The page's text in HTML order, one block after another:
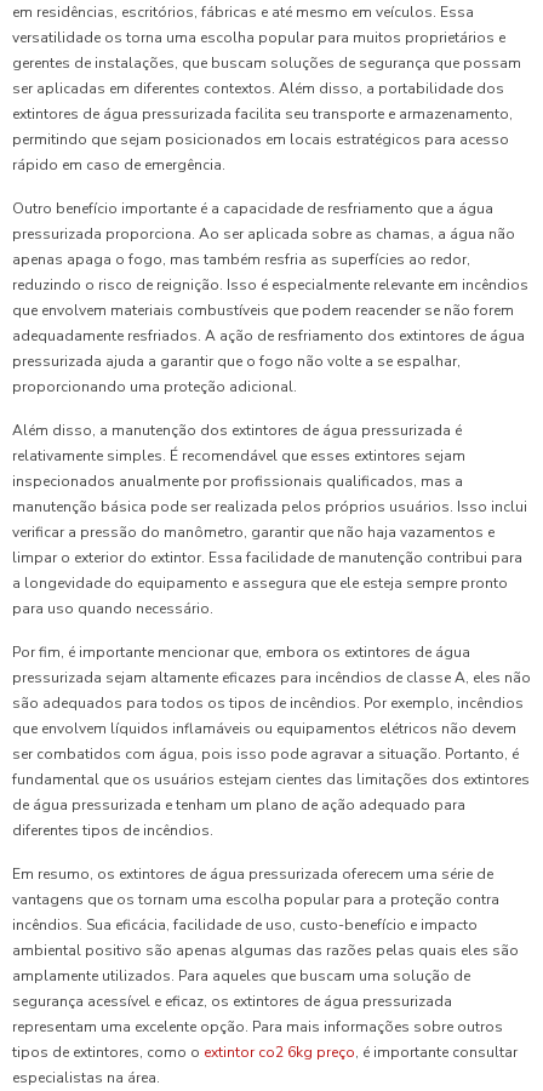
em residências, escritórios, fábricas e até mesmo em veículos. Essa
versatilidade os torna uma escolha popular para muitos proprietários e
gerentes de instalações, que buscam soluções de segurança que possam
ser aplicadas em diferentes contextos. Além disso, a portabilidade dos
extintores de água pressurizada facilita seu transporte e armazenamento,
permitindo que sejam posicionados em locais estratégicos para acesso
rápido em caso de emergência.
Outro benefício importante é a capacidade de resfriamento que a água
pressurizada proporciona. Ao ser aplicada sobre as chamas, a água não
apenas apaga o fogo, mas também resfria as superfícies ao redor,
reduzindo o risco de reignição. Isso é especialmente relevante em incêndios
que envolvem materiais combustíveis que podem reacender se não forem
adequadamente resfriados. A ação de resfriamento dos extintores de água
pressurizada ajuda a garantir que o fogo não volte a se espalhar,
proporcionando uma proteção adicional.
Além disso, a manutenção dos extintores de água pressurizada é
relativamente simples. É recomendável que esses extintores sejam
inspecionados anualmente por profissionais qualificados, mas a
manutenção básica pode ser realizada pelos próprios usuários. Isso inclui
verificar a pressão do manômetro, garantir que não haja vazamentos e
limpar o exterior do extintor. Essa facilidade de manutenção contribui para
a longevidade do equipamento e assegura que ele esteja sempre pronto
para uso quando necessário.
Por fim, é importante mencionar que, embora os extintores de água
pressurizada sejam altamente eficazes para incêndios de classe A, eles não
são adequados para todos os tipos de incêndios. Por exemplo, incêndios
que envolvem líquidos inflamáveis ou equipamentos elétricos não devem
ser combatidos com água, pois isso pode agravar a situação. Portanto, é
fundamental que os usuários estejam cientes das limitações dos extintores
de água pressurizada e tenham um plano de ação adequado para
diferentes tipos de incêndios.
Em resumo, os extintores de água pressurizada oferecem uma série de
vantagens que os tornam uma escolha popular para a proteção contra
incêndios. Sua eficácia, facilidade de uso, custo-benefício e impacto
ambiental positivo são apenas algumas das razões pelas quais eles são
amplamente utilizados. Para aqueles que buscam uma solução de
segurança acessível e eficaz, os extintores de água pressurizada
representam uma excelente opção. Para mais informações sobre outros
tipos de extintores, como o extintor co2 6kg preço, é importante consultar
especialistas na área.